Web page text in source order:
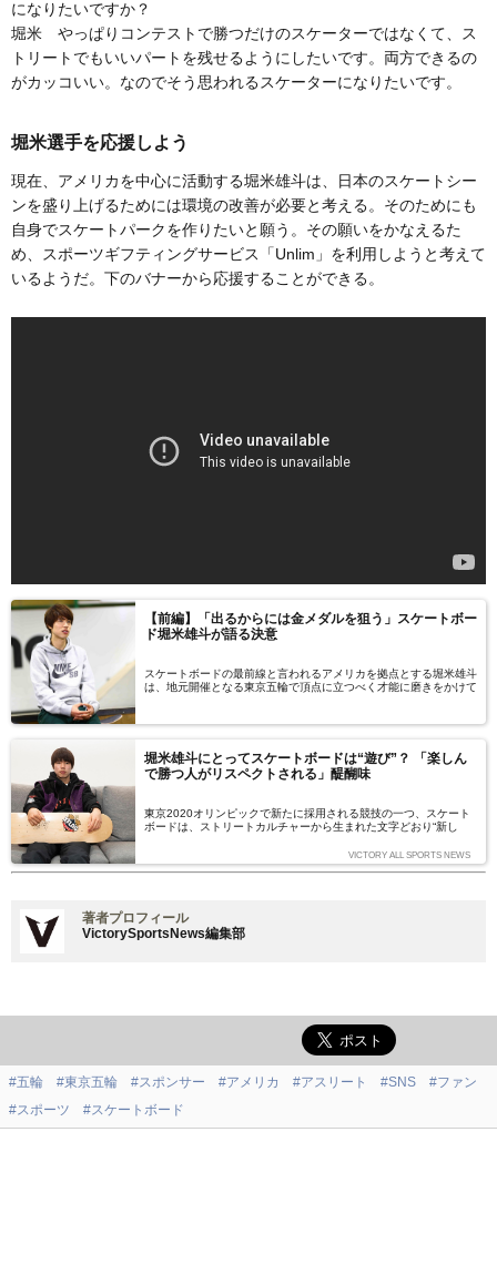
になりたいですか？
堀米 やっぱりコンテストで勝つだけのスケーターではなくて、ス
トリートでもいいパートを残せるようにしたいです。両方できるの
がカッコいい。なのでそう思われるスケーターになりたいです。
堀米選手を応援しよう
現在、アメリカを中心に活動する堀米雄斗は、日本のスケートシー
ンを盛り上げるためには環境の改善が必要と考える。そのためにも
自身でスケートパークを作りたいと願う。その願いをかなえるた
め、スポーツギフティングサービス「Unlim」を利用しようと考えて
いるようだ。下のバナーから応援することができる。
【前編】「出るからには金メダルを狙う」スケートボー
ド堀米雄斗が語る決意
スケートボードの最前線と言われるアメリカを拠点とする堀米雄斗
は、地元開催となる東京五輪で頂点に立つべく才能に磨きをかけて
を探ってみる。 文＝原山裕平 写真＝松岡健三郎
堀米雄斗にとってスケートボードは“遊び”？ 「楽しん
で勝つ人がリスペクトされる」醍醐味
東京2020オリンピックで新たに採用される競技の一つ、スケート
ボードは、ストリートカルチャーから生まれた文字どおり“新し
のが、20歳になったばかりの堀米雄斗選手。世界のトップスケー
ターが集うストリートリーグ で3連勝を飾り、日本人として初めて
VICTORY ALL SPORTS NEWS
著者プロフィール
VictorySportsNews編集部
#五輪 #東京五輪 #スポンサー #アメリカ #アスリート #SNS
#ファン
#スポーツ
#スケートボード